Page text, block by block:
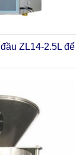
ZL14-2.5L